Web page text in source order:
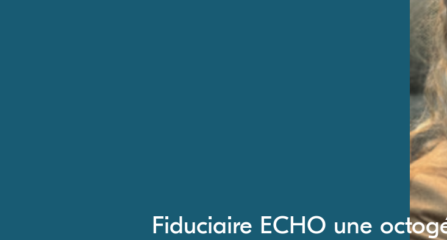
Fiduciaire ECHO une